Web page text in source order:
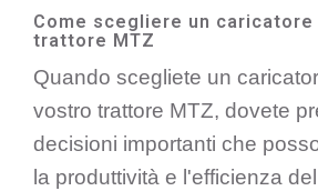
Come scegliere un
trattore MTZ
Quando scegliete un
vostro trattore MTZ, dovete
decisioni importanti che
la produttività e l'efficienza